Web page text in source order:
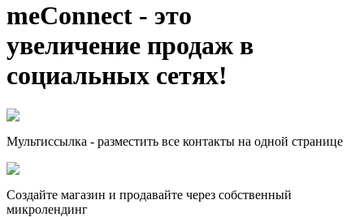
meConnect - это
увеличение продаж в
социальных сетях!
Мультиссылка - разместить все контакты на одной странице
Создайте магазин и продавайте через собственный
микролендинг